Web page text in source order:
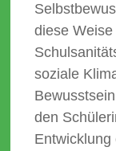
diese
soziale
den
Entwicklung